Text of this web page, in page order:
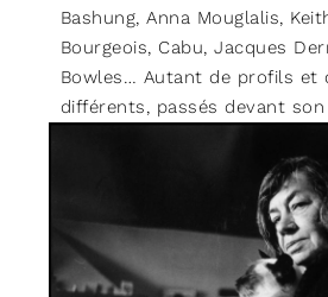
Bashung, Anna Mouglalis,
Bourgeois, Cabu, Jacques
Bowles… Autant de profils et
différents, passés devant